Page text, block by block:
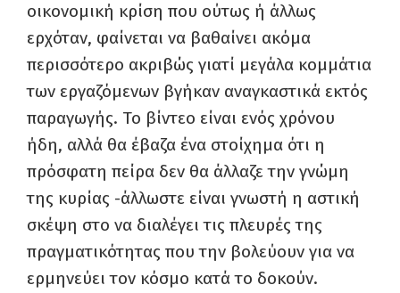
οικονομική κρίση που ούτως ή άλλως
ερχόταν, φαίνεται να βαθαίνει ακόμα
περισσότερο ακριβώς γιατί μεγάλα κομμάτια
των εργαζόμενων βγήκαν αναγκαστικά εκτός
παραγωγής. Το βίντεο είναι ενός χρόνου
ήδη, αλλά θα έβαζα ένα στοίχημα ότι η
πρόσφατη πείρα δεν θα άλλαζε την γνώμη
της κυρίας -άλλωστε είναι γνωστή η αστική
σκέψη στο να διαλέγει τις πλευρές της
πραγματικότητας που την βολεύουν για να
ερμηνεύει τον κόσμο κατά το δοκούν.